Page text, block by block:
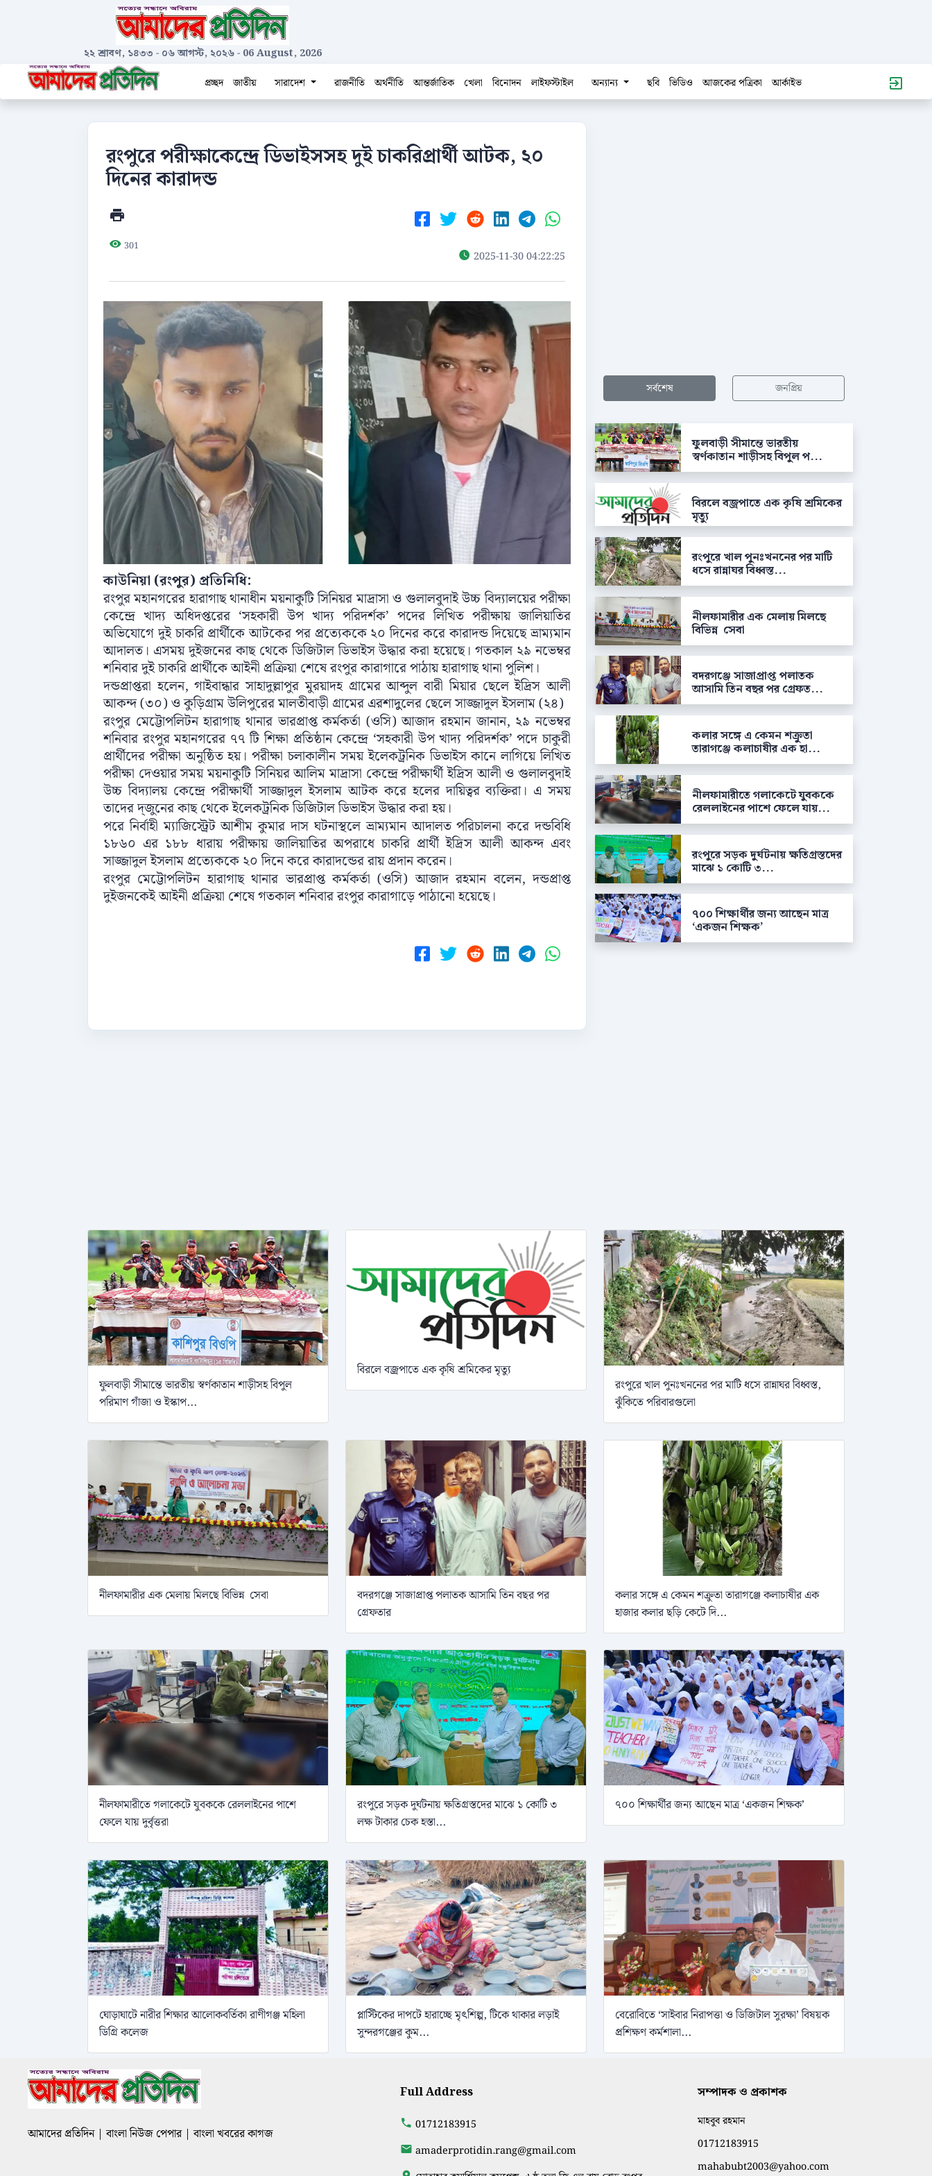
২২ শ্রাবণ, ১৪৩৩ - ০৬ আগস্ট, ২০২৬- 06 August, 2026
প্রচ্ছদ
জাতীয় সারাদেশ রাজনীতি অর্থনীতি আন্তর্জাতিক খেলা বিনোদন লাইফস্টাইল অন্যান্য ছবি ভিডিও আজকের পত্রিকা আর্কাইভ
রংপুরে পরীক্ষাকেন্দ্রে ডিভাইসসহ দুই চাকরিপ্রার্থী আটক, ২০
দিনের কারাদন্ড
301
2025-11-30 04:22:25
কাউনিয়া (রংপুর) প্রতিনিধি:
রংপুর মহানগরের হারাগাছ থানাধীন ময়নাকুটি সিনিয়র মাদ্রাসা ও গুলালবুদাই উচ্চ বিদ্যালয়ের পরীক্ষা
কেন্দ্রে খাদ্য অধিদপ্তরের ‘সহকারী উপ খাদ্য পরিদর্শক’ পদের লিখিত পরীক্ষায় জালিয়াতির
অভিযোগে দুই চাকরি প্রার্থীকে আটকের পর প্রত্যেককে ২০ দিনের করে কারাদন্ড দিয়েছে ভ্রাম্যমান
আদালত। এসময় দুইজনের কাছ থেকে ডিজিটাল ডিভাইস উদ্ধার করা হয়েছে। গতকাল ২৯ নভেম্বর
শনিবার দুই চাকরি প্রার্থীকে আইনী প্রক্রিয়া শেষে রংপুর কারাগারে পাঠায় হারাগাছ থানা পুলিশ।
দন্ডপ্রাপ্তরা হলেন, গাইবান্ধার সাহাদুল্লাপুর মুরয়াদহ গ্রামের আব্দুল বারী মিয়ার ছেলে ইদ্রিস আলী
আকন্দ (৩০) ও কুড়িগ্রাম উলিপুরের মালতীবাড়ী গ্রামের এরশাদুুলের ছেলে সাজ্জাদুল ইসলাম (২৪)
রংপুর মেট্টোপলিটন হারাগাছ থানার ভারপ্রাপ্ত কর্মকর্তা (ওসি) আজাদ রহমান জানান, ২৯ নভেম্বর
শনিবার রংপুর মহানগরের ৭৭ টি শিক্ষা প্রতিষ্ঠান কেন্দ্রে ‘সহকারী উপ খাদ্য পরিদর্শক’ পদে চাকুরী
প্রার্থীদের পরীক্ষা অনুষ্ঠিত হয়। পরীক্ষা চলাকালীন সময় ইলেকট্রনিক ডিভাইস কানে লাগিয়ে লিখিত
পরীক্ষা দেওয়ার সময় ময়নাকুটি সিনিয়র আলিম মাদ্রাসা কেন্দ্রে পরীক্ষার্থী ইদ্রিস আলী ও গুলালবুদাই
উচ্চ বিদ্যালয় কেন্দ্রে পরীক্ষার্থী সাজ্জাদুল ইসলাম আটক করে হলের দায়িত্বর ব্যক্তিরা। এ সময়
তাদের দ্জুনের কাছ থেকে ইলেকট্রনিক ডিজিটাল ডিভাইস উদ্ধার করা হয়।
পরে নির্বাহী ম্যাজিস্ট্রেট আশীম কুমার দাস ঘটনাস্থলে ভ্রাম্যমান আদালত পরিচালনা করে দন্ডবিধি
১৮৬০ এর ১৮৮ ধারায় পরীক্ষায় জালিয়াতির অপরাধে চাকরি প্রার্থী ইদ্রিস আলী আকন্দ এবং
সাজ্জাদুল ইসলাম প্রত্যেককে ২০ দিনে করে কারাদন্ডের রায় প্রদান করেন।
রংপুর মেট্টোপলিটন হারাগাছ থানার ভারপ্রাপ্ত কর্মকর্তা (ওসি) আজাদ রহমান বলেন, দন্ডপ্রাপ্ত
দুইজনকেই আইনী প্রক্রিয়া শেষে গতকাল শনিবার রংপুর কারাগাড়ে পাঠানো হয়েছে।
সর্বশেষ জনপ্রিয়
ফুলবাড়ী সীমান্তে ভারতীয়
স্বর্ণকাতান শাড়ীসহ বিপুল প...
বিরলে বজ্রপাতে এক কৃষি শ্রমিকের
মৃত্যু
রংপুরে খাল পুনঃখননের পর মাটি
ধসে রান্নাঘর বিধ্বস্ত...
নীলফামারীর এক মেলায় মিলছে
বিভিন্ন সেবা
বদরগঞ্জে সাজাপ্রাপ্ত পলাতক
আসামি তিন বছর পর গ্রেফত...
কলার সঙ্গে এ কেমন শক্রুতা
তারাগঞ্জে কলাচাষীর এক হা...
নীলফামারীতে গলাকেটে যুবককে
রেললাইনের পাশে ফেলে যায়...
রংপুরে সড়ক দুর্ঘটনায় ক্ষতিগ্রস্তদের
মাঝে ১ কোটি ৩...
৭০০ শিক্ষার্থীর জন্য আছেন মাত্র
‘একজন শিক্ষক’
ফুলবাড়ী সীমান্তে ভারতীয় স্বর্ণকাতান শাড়ীসহ বিপুল
পরিমাণ গাঁজা ও ইস্কাপ...
বিরলে বজ্রপাতে এক কৃষি শ্রমিকের মৃত্যু
রংপুরে খাল পুনঃখননের পর মাটি ধসে রান্নাঘর বিধ্বস্ত,
ঝুঁকিতে পরিবারগুলো
নীলফামারীর এক মেলায় মিলছে বিভিন্ন সেবা
বদরগঞ্জে সাজাপ্রাপ্ত পলাতক আসামি তিন বছর পর
গ্রেফতার
কলার সঙ্গে এ কেমন শক্রুতা তারাগঞ্জে কলাচাষীর এক
হাজার কলার ছড়ি কেটে দি...
নীলফামারীতে গলাকেটে যুবককে রেললাইনের পাশে
ফেলে যায় দুর্বৃত্তরা
রংপুরে সড়ক দুর্ঘটনায় ক্ষতিগ্রস্তদের মাঝে ১ কোটি ৩
লক্ষ টাকার চেক হস্তা...
৭০০ শিক্ষার্থীর জন্য আছেন মাত্র ‘একজন শিক্ষক’
ঘোড়াঘাটে নারীর শিক্ষার আলোকবর্তিকা রাণীগঞ্জ মহিলা
ডিগ্রি কলেজ
প্লাস্টিকের দাপটে হারাচ্ছে মৃৎশিল্প, টিকে থাকার লড়াই
সুন্দরগঞ্জের কুম...
বেরোবিতে ‘সাইবার নিরাপত্তা ও ডিজিটাল সুরক্ষা’ বিষয়ক
প্রশিক্ষণ কর্মশালা...
আমাদের প্রতিদিন | বাংলা নিউজ পেপার | বাংলা খবরের কাগজ
Full Address
01712183915
amaderprotidin.rang@gmail.com
সম্পাদক ও প্রকাশক
মাহবুব রহমান
01712183915
mahabubt2003@yahoo.com